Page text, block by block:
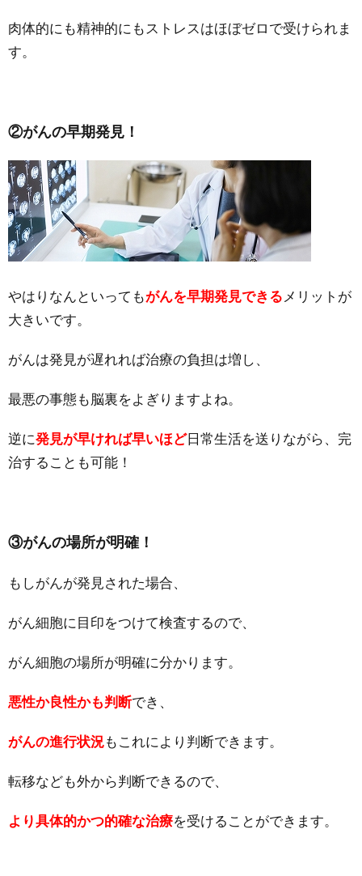
肉体的にも精神的にもストレスはほぼゼロで受けられま
す。
②がんの早期発見！
やはりなんといってもがんを早期発見できる メリットが
大きいです。
がんは発見が遅れれば治療の負担は増し、
最悪の事態も脳裏をよぎりますよね。
逆に発見が早ければ早いほど日常生活を送りながら、完
治することも可能！
③がんの場所が明確！
もしがんが発見された場合、
がん細胞に目印をつけて検査するので、
がん細胞の場所が明確に分かります。
悪性か良性かも判断でき、
がんの進行状況もこれにより判断できます。
転移なども外から判断できるので、
より具体的かつ的確な治療を受けることができます。